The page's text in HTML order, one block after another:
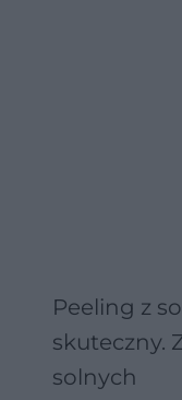
Peeling z
skuteczny.
solnych